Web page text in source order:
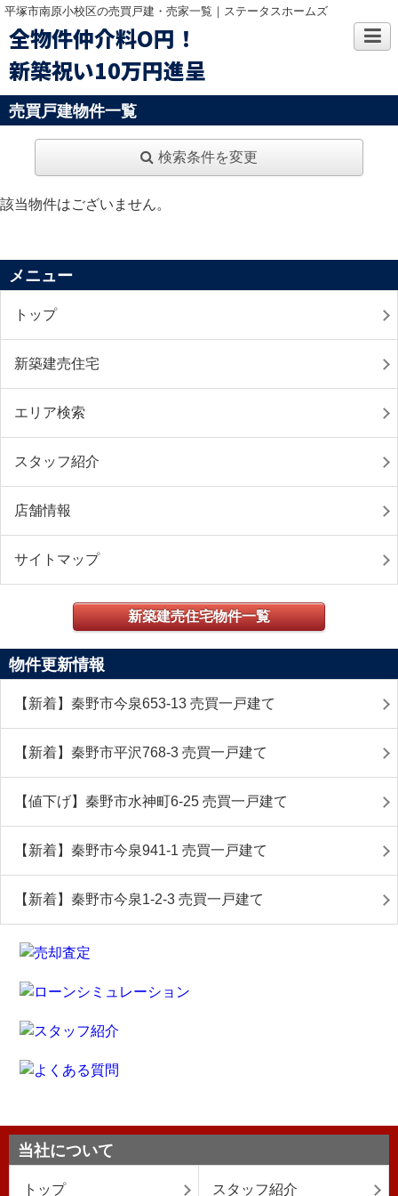
平塚市南原小校区の売買戸建・売家一覧｜ステータスホームズ
全物件仲介料O円！
新築祝い10万円進呈
売買戸建物件一覧
検索条件を変更
該当物件はございません。
メニュー
トップ
新築建売住宅
エリア検索
スタッフ紹介
店舗情報
サイトマップ
新築建売住宅物件一覧
物件更新情報
【新着】秦野市今泉653-13 売買一戸建て
【新着】秦野市平沢768-3 売買一戸建て
【値下げ】秦野市水神町6-25 売買一戸建て
【新着】秦野市今泉941-1 売買一戸建て
【新着】秦野市今泉1-2-3 売買一戸建て
当社について
トップ スタッフ紹介